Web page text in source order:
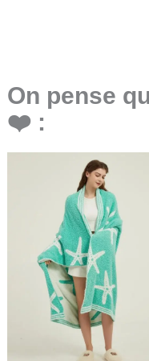
On pense
❤️ :